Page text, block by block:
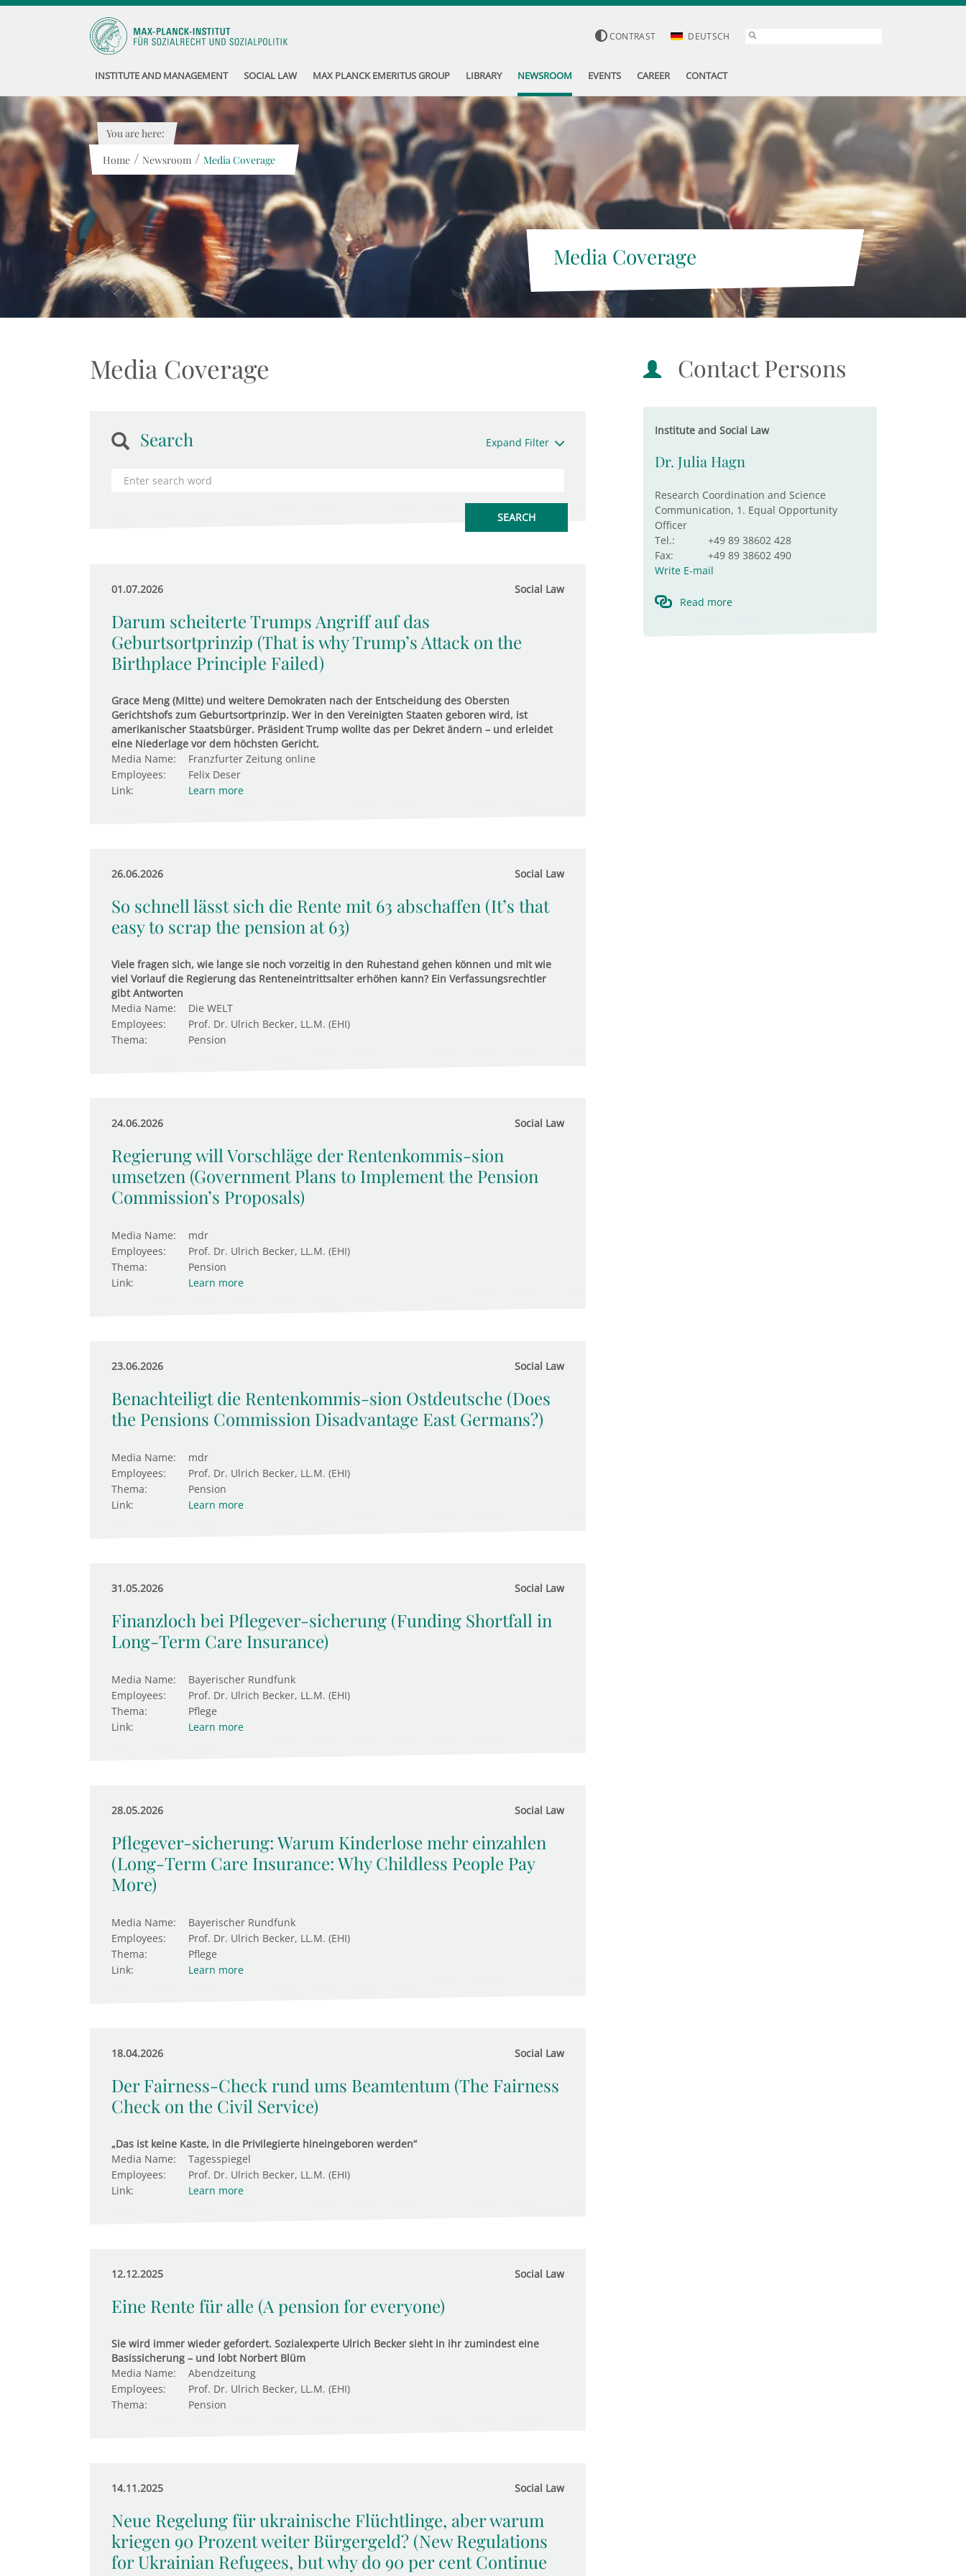
CONTRAST DEUTSCH
INSTITUTE AND MANAGEMENT SOCIAL LAW MAX PLANCK EMERITUS GROUP LIBRARY NEWSROOM EVENTS CAREER CONTACT
Media Coverage
You are here:
Home / Newsroom / Media Coverage
Media Coverage
Search Expand Filter
01.07.2026 Social Law
Darum scheiterte Trumps Angriff auf das
Geburtsortprinzip (That is why Trump’s Attack on the
Birthplace Principle Failed)
Grace Meng (Mitte) und weitere Demokraten nach der Entscheidung des Obersten
Gerichtshofs zum Geburtsortprinzip. Wer in den Vereinigten Staaten geboren wird, ist
amerikanischer Staatsbürger. Präsident Trump wollte das per Dekret ändern – und erleidet
eine Niederlage vor dem höchsten Gericht.
Media Name:
Franzfurter Zeitung online
Employees:
Felix Deser
Link:
Learn more
26.06.2026 Social Law
So schnell lässt sich die Rente mit 63 abschaffen (It’s that
easy to scrap the pension at 63)
Viele fragen sich, wie lange sie noch vorzeitig in den Ruhestand gehen können und mit wie
viel Vorlauf die Regierung das Renteneintrittsalter erhöhen kann? Ein Verfassungsrechtler
gibt Antworten
Media Name:
Die WELT
Employees:
Prof. Dr. Ulrich Becker, LL.M. (EHI)
Thema:
Pension
24.06.2026 Social Law
Regierung will Vorschläge der Rentenkommis-sion
umsetzen (Government Plans to Implement the Pension
Commission’s Proposals)
Media Name:
mdr
Employees:
Prof. Dr. Ulrich Becker, LL.M. (EHI)
Thema:
Pension
Link:
Learn more
23.06.2026 Social Law
Benachteiligt die Rentenkommis-sion Ostdeutsche (Does
the Pensions Commission Disadvantage East Germans?)
Media Name:
mdr
Employees:
Prof. Dr. Ulrich Becker, LL.M. (EHI)
Thema:
Pension
Link:
Learn more
31.05.2026 Social Law
Finanzloch bei Pflegever-sicherung (Funding Shortfall in
Long-Term Care Insurance)
Media Name:
Bayerischer Rundfunk
Employees:
Prof. Dr. Ulrich Becker, LL.M. (EHI)
Thema:
Pflege
Link:
Learn more
28.05.2026 Social Law
Pflegever-sicherung: Warum Kinderlose mehr einzahlen
(Long-Term Care Insurance: Why Childless People Pay
More)
Media Name:
Bayerischer Rundfunk
Employees:
Prof. Dr. Ulrich Becker, LL.M. (EHI)
Thema:
Pflege
Link:
Learn more
18.04.2026 Social Law
Der Fairness-Check rund ums Beamtentum (The Fairness
Check on the Civil Service)
„Das ist keine Kaste, in die Privilegierte hineingeboren werden“
Media Name:
Tagesspiegel
Employees:
Prof. Dr. Ulrich Becker, LL.M. (EHI)
Link:
Learn more
12.12.2025 Social Law
Eine Rente für alle (A pension for everyone)
Sie wird immer wieder gefordert. Sozialexperte Ulrich Becker sieht in ihr zumindest eine
Basissicherung – und lobt Norbert Blüm
Media Name:
Abendzeitung
Employees:
Prof. Dr. Ulrich Becker, LL.M. (EHI)
Thema:
Pension
14.11.2025 Social Law
Neue Regelung für ukrainische Flüchtlinge, aber warum
kriegen 90 Prozent weiter Bürgergeld? (New Regulations
for Ukrainian Refugees, but why do 90 per cent Continue
Contact Persons
Institute and Social Law
Dr. Julia Hagn
Research Coordination and Science
Communication, 1. Equal Opportunity
Officer
Tel.:
+49 89 38602 428
Fax:
+49 89 38602 490
Write E-mail
Read more